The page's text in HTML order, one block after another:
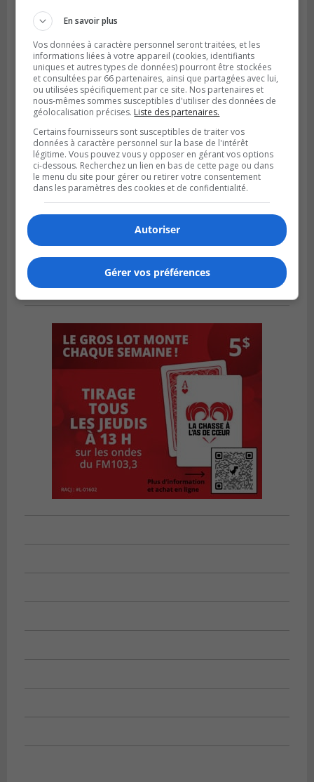
Publié le 4 août 2026 à 06h01
La police veut trouver des victimes de vols
de bijoux à Longueuil
En savoir plus
Vos données à caractère personnel seront traitées, et les
informations liées à votre appareil (cookies, identifiants
uniques et autres types de données) pourront être stockées
et consultées par 66 partenaires, ainsi que partagées avec lui,
ou utilisées spécifiquement par ce site. Nos partenaires et
nous-mêmes sommes susceptibles d'utiliser des données de
géolocalisation précises. Liste des partenaires.
Certains fournisseurs sont susceptibles de traiter vos
données à caractère personnel sur la base de l'intérêt
légitime. Vous pouvez vous y opposer en gérant vos options
ci-dessous. Recherchez un lien en bas de cette page ou dans
le menu du site pour gérer ou retirer votre consentement
dans les paramètres des cookies et de confidentialité.
Autoriser
Gérer vos préférences